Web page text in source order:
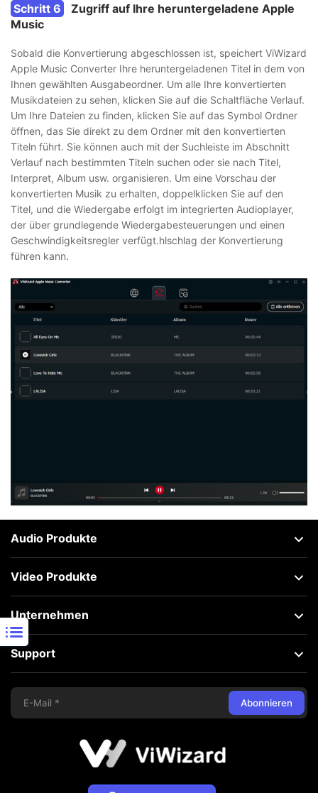
Schritt 6
Zugriff auf Ihre heruntergeladene Apple
Music
Sobald die Konvertierung abgeschlossen ist, speichert ViWizard
Apple Music Converter Ihre heruntergeladenen Titel in dem von
Ihnen gewählten Ausgabeordner. Um alle Ihre konvertierten
Musikdateien zu sehen, klicken Sie auf die Schaltfläche Verlauf.
Um Ihre Dateien zu finden, klicken Sie auf das Symbol Ordner
öffnen, das Sie direkt zu dem Ordner mit den konvertierten
Titeln führt. Sie können auch mit der Suchleiste im Abschnitt
Verlauf nach bestimmten Titeln suchen oder sie nach Titel,
Interpret, Album usw. organisieren. Um eine Vorschau der
konvertierten Musik zu erhalten, doppelklicken Sie auf den
Titel, und die Wiedergabe erfolgt im integrierten Audioplayer,
der über grundlegende Wiedergabesteuerungen und einen
Geschwindigkeitsregler verfügt.hlschlag der Konvertierung
führen kann.
Audio Produkte
Video Produkte
Unternehmen
Support
Abonnieren